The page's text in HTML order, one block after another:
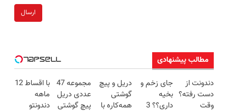
ارسال
مطالب پیشنهادی
دندونت از
دست رفته؟
وقت
جای زخم و
بخیه
داری؟؟ 3
دریل و پیچ
گوشتی
همه‌کاره با
مجموعه 47
عددی دریل
پیچ گوشتی
با اقساط 12
ماهه
دندونتو